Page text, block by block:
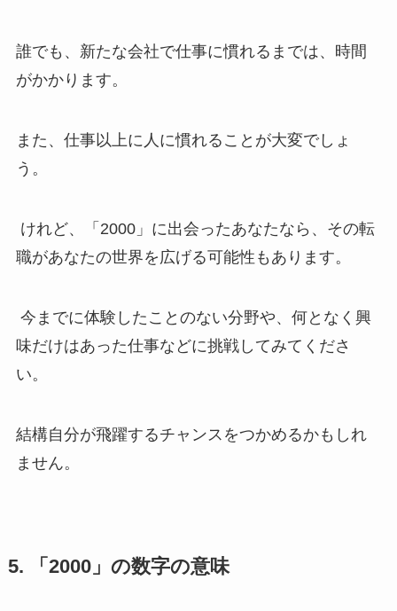
誰でも、新たな会社で仕事に慣れるまでは、時間
がかかります。
また、仕事以上に人に慣れることが大変でしょ
う。
けれど、「2000」に出会ったあなたなら、その転
職があなたの世界を広げる可能性もあります。
今までに体験したことのない分野や、何となく興
味だけはあった仕事などに挑戦してみてくださ
い。
結構自分が飛躍するチャンスをつかめるかもしれ
ません。
5. 「2000」の数字の意味